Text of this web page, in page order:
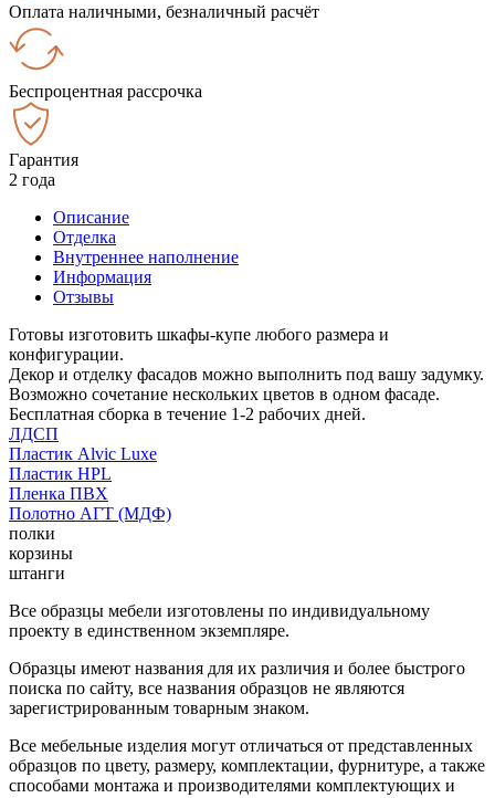
Оплата наличными, безналичный расчёт
Беспроцентная рассрочка
Гарантия
2 года
Описание
Отделка
Внутреннее наполнение
Информация
Отзывы
Готовы изготовить шкафы-купе любого размера и
конфигурации.
Декор и отделку фасадов можно выполнить под вашу задумку.
Возможно сочетание нескольких цветов в одном фасаде.
Бесплатная сборка в течение 1-2 рабочих дней.
ЛДСП
Пластик Alvic Luxe
Пластик HPL
Пленка ПВХ
Полотно АГТ (МДФ)
полки
корзины
штанги
Все образцы мебели изготовлены по индивидуальному
проекту в единственном экземпляре.
Образцы имеют названия для их различия и более быстрого
поиска по сайту, все названия образцов не являются
зарегистрированным товарным знаком.
Все мебельные изделия могут отличаться от представленных
образцов по цвету, размеру, комплектации, фурнитуре, а также
способами монтажа и производителями комплектующих и